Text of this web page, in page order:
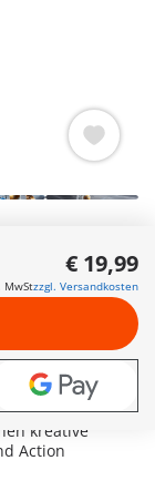
und Greifarm
sorgen für
kreative
Action
€ 19,99
MwStzzgl. Versandkosten